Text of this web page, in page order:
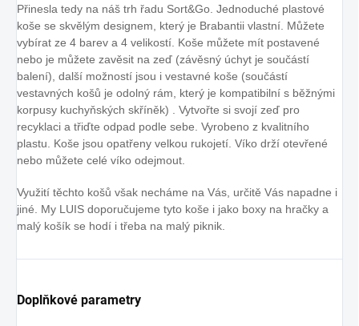
Přinesla tedy na náš trh řadu Sort&Go. Jednoduché plastové
koše se skvělým designem, který je Brabantii vlastní. Můžete
vybírat ze 4 barev a 4 velikostí. Koše můžete mít postavené
nebo je můžete zavěsit na zeď (závěsný úchyt je součástí
balení), další možností jsou i vestavné koše (součástí
vestavných košů je odolný rám, který je kompatibilní s běžnými
korpusy kuchyňských skříněk) . Vytvořte si svojí zeď pro
recyklaci a třiďte odpad podle sebe. Vyrobeno z kvalitního
plastu. Koše jsou opatřeny velkou rukojetí. Víko drží otevřené
nebo můžete celé víko odejmout.
Využití těchto košů však necháme na Vás, určitě Vás napadne i
jiné. My LUIS doporučujeme tyto koše i jako boxy na hračky a
malý košík se hodí i třeba na malý piknik.
Doplňkové parametry